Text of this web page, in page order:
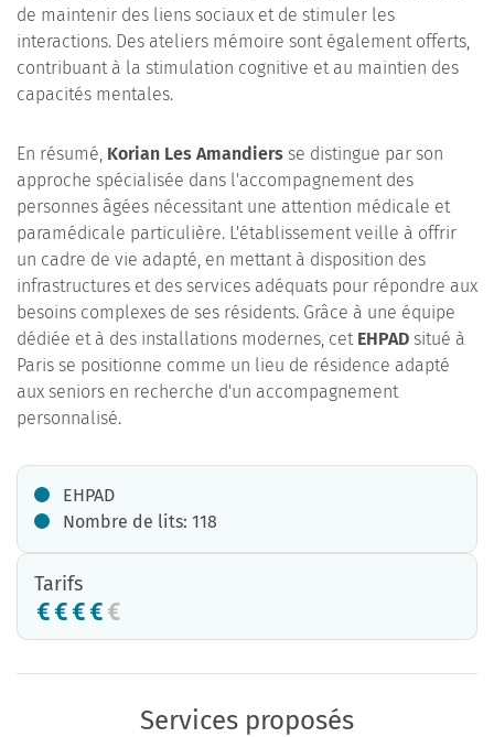
de maintenir des liens sociaux et de stimuler les
interactions. Des ateliers mémoire sont également offerts,
contribuant à la stimulation cognitive et au maintien des
capacités mentales.
En résumé, Korian Les Amandiers se distingue par son
approche spécialisée dans l'accompagnement des
personnes âgées nécessitant une attention médicale et
paramédicale particulière. L'établissement veille à offrir
un cadre de vie adapté, en mettant à disposition des
infrastructures et des services adéquats pour répondre aux
besoins complexes de ses résidents. Grâce à une équipe
dédiée et à des installations modernes, cet EHPAD situé à
Paris se positionne comme un lieu de résidence adapté
aux seniors en recherche d'un accompagnement
personnalisé.
EHPAD
Nombre de lits: 118
Tarifs
Services proposés